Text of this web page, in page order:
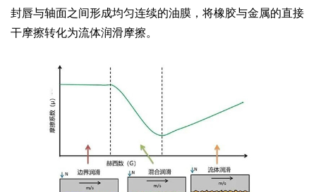
封唇与轴面之间形成均匀连续的油膜，将橡胶与金属的直接
干摩擦转化为流体润滑摩擦。